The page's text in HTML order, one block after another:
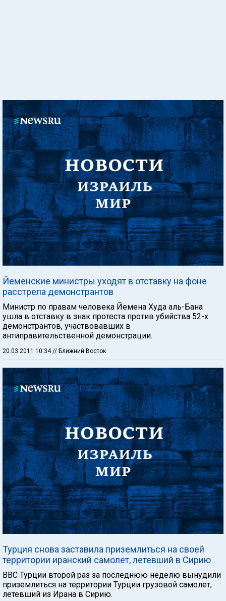
Йеменские министры уходят в отставку на фоне
расстрела демонстрантов
Министр по правам человека Йемена Худа аль-Бана
ушла в отставку в знак протеста против убийства 52-х
демонстрантов, участвовавших в
антиправительственной демонстрации.
20.03.2011 10:34// Ближний Восток
Турция снова заставила приземлиться на своей
территории иранский самолет, летевший в Сирию
ВВС Турции второй раз за последнюю неделю вынудили
приземлиться на территории Турции грузовой самолет,
летевший из Ирана в Сирию.